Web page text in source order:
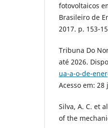
fotovoltaicos
Brasileiro de
2017. p. 153-
Tribuna Do
até 2026.
ua-a-o-de-
Acesso em: 28
Silva, A. C. et
of the